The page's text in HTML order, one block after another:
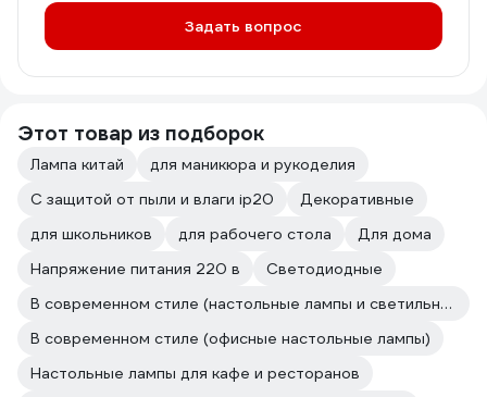
Задать вопрос
Этот товар из подборок
Лампа китай
для маникюра и рукоделия
С защитой от пыли и влаги ip20
Декоративные
для школьников
для рабочего стола
Для дома
Напряжение питания 220 в
Светодиодные
В современном стиле (настольные лампы и светильники)
В современном стиле (офисные настольные лампы)
Настольные лампы для кафе и ресторанов